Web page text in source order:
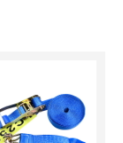
eligens ius
ut discas
salutem et